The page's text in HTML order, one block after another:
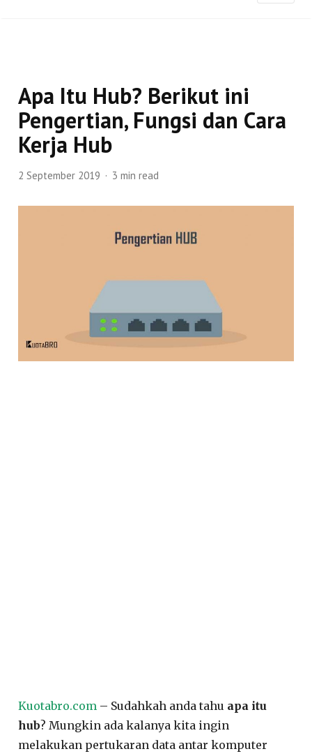
Apa Itu Hub? Berikut ini
Pengertian, Fungsi dan Cara
Kerja Hub
2 September 2019 3 min read
Kuotabro.com – Sudahkah anda tahu apa itu
hub? Mungkin ada kalanya kita ingin
melakukan pertukaran data antar komputer